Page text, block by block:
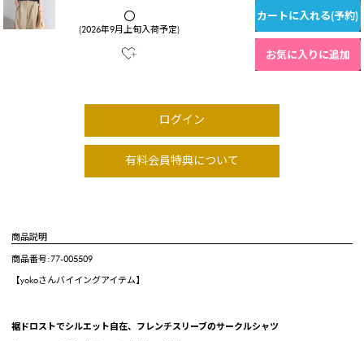
〇
(2026年9月上旬入荷予定)
カートに入れる(予約)
お気に入りに追加
ログイン
有料会員特典について
商品説明
商品番号:77-005509
【yokoさんバイイングアイテム】
裾ドロストでシルエット自在、フレンチスリーブのサークルシャツ